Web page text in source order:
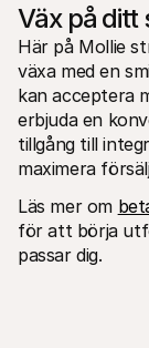
Väx på ditt
Här på Mollie
växa med en
kan acceptera
erbjuda en
tillgång till
maximera
Läs mer om
för att börja
passar dig.